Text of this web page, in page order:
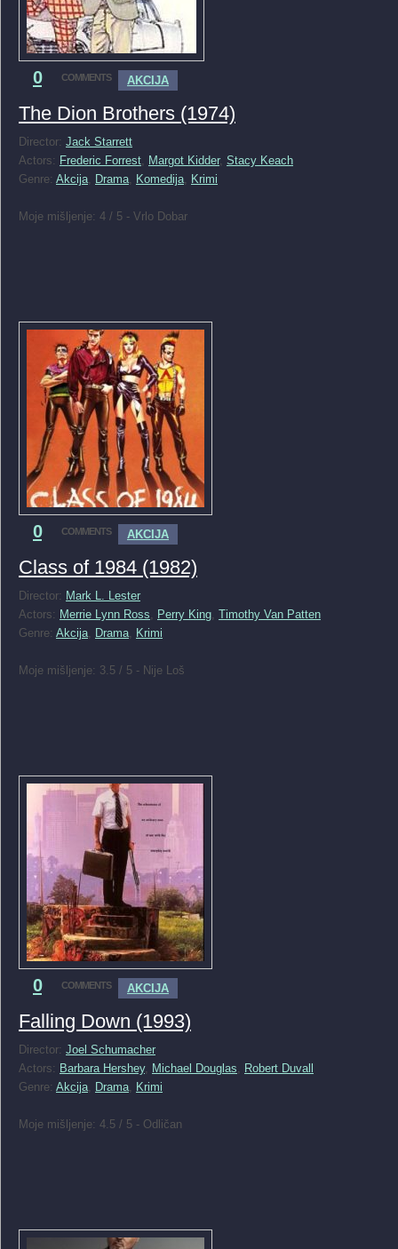
0 COMMENTS AKCIJA
The Dion Brothers (1974)
Director: Jack Starrett
Actors: Frederic Forrest Margot Kidder, Stacy Keach
Genre: Akcija Drama Komedija Krimi
Moje mišljenje: 4 / 5 - Vrlo Dobar
0 COMMENTS AKCIJA
Class of 1984 (1982)
Director: Mark L. Lester
Actors: Merrie Lynn Ross Perry King Timothy Van Patten
Genre: Akcija Drama Krimi
Moje mišljenje: 3.5 / 5 - Nije Loš
0 COMMENTS AKCIJA
Falling Down (1993)
Director: Joel Schumacher
Actors: Barbara Hershey, Michael Douglas
Robert Duvall
Genre: Akcija Drama Krimi
Moje mišljenje: 4.5 / 5 - Odličan